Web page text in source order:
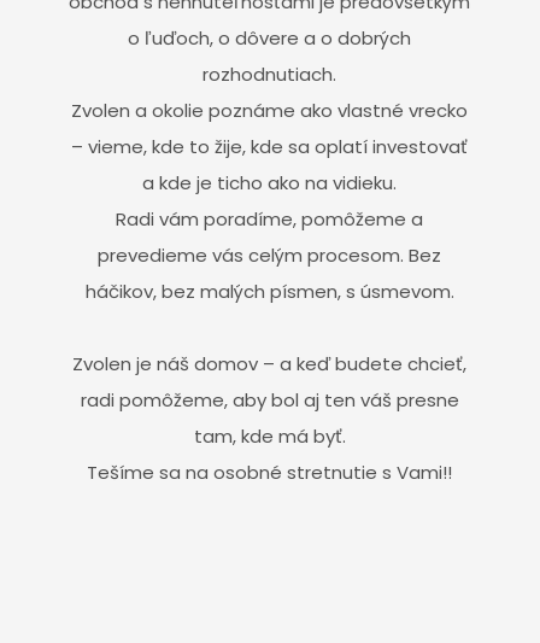
o ľuďoch, o dôvere a o dobrých
rozhodnutiach.
Zvolen a okolie poznáme ako vlastné vrecko
– vieme, kde to žije, kde sa oplatí investovať
a kde je ticho ako na vidieku.
Radi vám poradíme, pomôžeme a
prevedieme vás celým procesom. Bez
háčikov, bez malých písmen, s úsmevom.
Zvolen je náš domov – a keď budete chcieť,
radi pomôžeme, aby bol aj ten váš presne
tam, kde má byť.
Tešíme sa na osobné stretnutie s Vami!!